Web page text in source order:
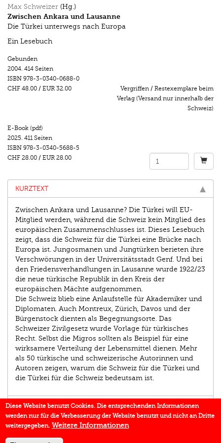
Max Schweizer (Hg.)
Zwischen Ankara und Lausanne
Die Türkei unterwegs nach Europa
Ein Lesebuch
Gebunden
2004. 414 Seiten
ISBN 978-3-0340-0688-0
CHF 48.00 / EUR 32.00
Vergriffen / Restexemplare beim
Verlag (Versand nur innerhalb der
Schweiz)
E-Book (pdf)
2025. 411 Seiten
ISBN 978-3-0340-5688-5
CHF 28.00 / EUR 28.00
KURZTEXT
Zwischen Ankara und Lausanne? Die Türkei will EU-
Mitglied werden, während die Schweiz kein Mitglied des
europäischen Zusammenschlusses ist. Dieses Lesebuch
zeigt, dass die Schweiz für die Türkei eine Brücke nach
Europa ist. Jungosmanen und Jungtürken berieten ihre
Verschwörungen in der Universitätsstadt Genf. Und bei
den Friedensverhandlungen in Lausanne wurde 1922/23
die neue türkische Republik in den Kreis der
europäischen Mächte aufgenommen.
Die Schweiz blieb eine Anlaufstelle für Akademiker und
Diplomaten. Auch Montreux, Zürich, Davos und der
Bürgenstock dienten als Begegnungsorte. Das
Schweizer Zivilgesetz wurde Vorlage für türkisches
Recht. Selbst die Migros sollten als Beispiel für eine
wirksamere Verteilung der Lebensmittel dienen. Mehr
als 50 türkische und schweizerische Autorinnen und
Autoren zeigen, warum die Schweiz für die Türkei und
die Türkei für die Schweiz bedeutsam ist.
AUTOR/IN
EINBLICK
IN DEN MEDIEN
Diese Website benutzt Cookies. Die entsprechenden Informationen
werden nur für die Verbesserung der Website benutzt und nicht an Dritte
weitergegeben. Weitere Informationen